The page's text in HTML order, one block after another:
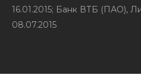
16.01.2015; Банк ВТБ (ПАО),
08.07.2015